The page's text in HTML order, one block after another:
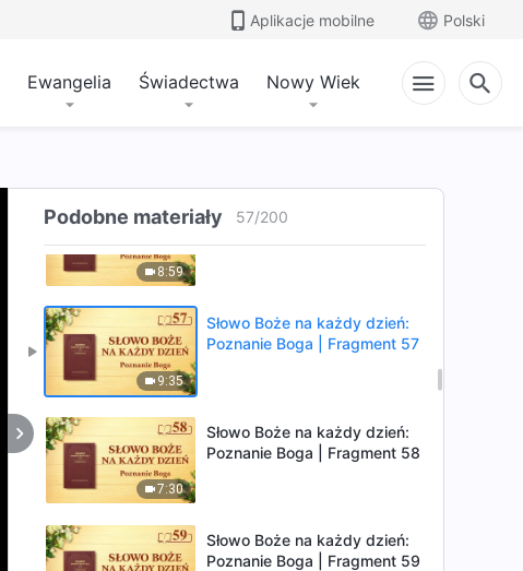
Aplikacje mobilne Polski
Ewangelia Świadectwa Nowy Wiek
Podobne materiały 57/200
Poznanie Boga | Fragment 54
Słowo Boże na każdy dzień:
8:59
Słowo Boże na każdy dzień:
9:35
Słowo Boże na każdy dzień:
Poznanie Boga | Fragment 57
7:30
Słowo Boże na każdy dzień:
Poznanie Boga | Fragment 58
Słowo Boże na każdy dzień:
Poznanie Boga | Fragment 59